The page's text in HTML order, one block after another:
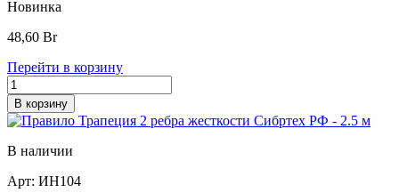
Новинка
48,60 Br
Перейти в корзину
В корзину
В наличии
Арт: ИН104